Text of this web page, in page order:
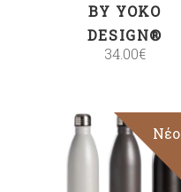
BY YOKO
DESIGN®
34.00€
Νέο